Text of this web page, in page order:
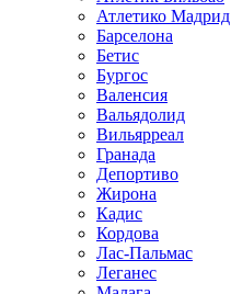
Атлетико Мадрид
Барселона
Бетис
Бургос
Валенсия
Вальядолид
Вильярреал
Гранада
Депортиво
Жирона
Кадис
Кордова
Лас-Пальмас
Леганес